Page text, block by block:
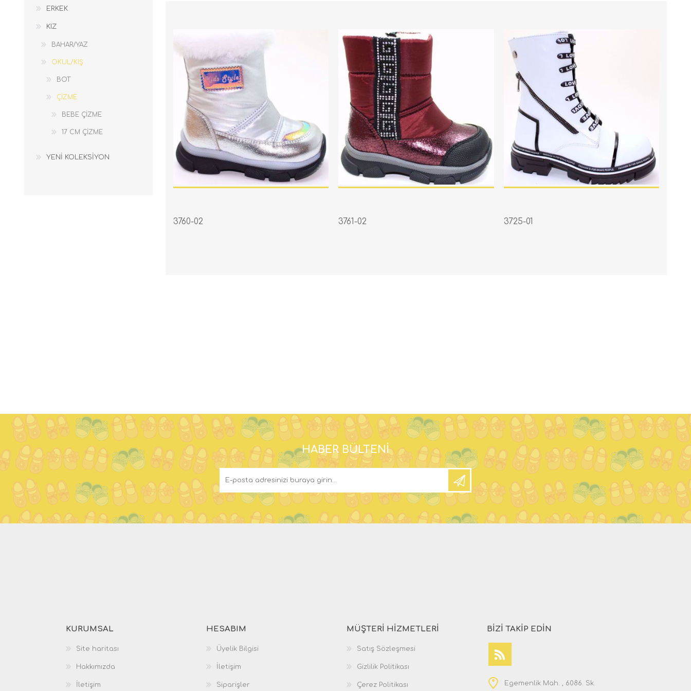
3760-02 3761-02 3725-01
ERKEK
KIZ
BAHAR/YAZ
OKUL/KIŞ
BOT
ÇİZME
BEBE ÇİZME
17 CM ÇİZME
YENİ KOLEKSİYON
HABER BÜLTENI
KURUMSAL
Site haritası
Hakkımızda
İletişim
HESABIM
Üyelik Bilgisi
İletişim
Siparişler
MÜŞTERI HIZMETLERI
Satış Sözleşmesi
Gizlilik Politikası
Çerez Politikası
BIZI TAKIP EDIN
Egemenlik Mah. , 6086. Sk.